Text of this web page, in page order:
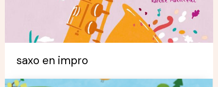
saxo en impro